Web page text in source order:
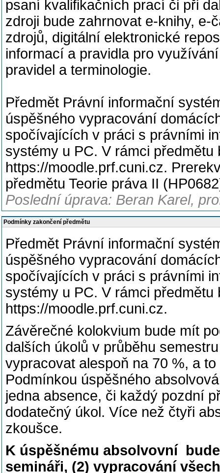
psaní kvalifikačních prací či při
zdroji bude zahrnovat e-knihy,
zdrojů, digitální elektronické
informací a pravidla pro
pravidel a terminologie.
Předmět Právní informační
úspěšného vypracování
spočívajících v práci s právními
systémy u PC. V rámci
https://moodle.prf.cuni.cz.
předmětu Teorie práva II
Poslední úprava: Beran Karel,
Podmínky zakončení předmětu
Předmět Právní informační
úspěšného vypracování
spočívajících v práci s právními
systémy u PC. V rámci
https://moodle.prf.cuni.cz.
Závěrečné kolokvium bude mít
dalších úkolů v průběhu
vypracovat alespoň na 70 %, a
Podmínkou úspěšného
jedna absence, či každý pozdní
dodatečný úkol. Více než čtyři
zkoušce.
K úspěšnému absolvovní
semináři, (2) vypracování